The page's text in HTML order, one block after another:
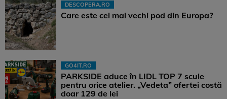
DESCOPERA.RO
Care este cel mai vechi pod din Europa?
GO4IT.RO
PARKSIDE aduce în LIDL TOP 7 scule
pentru orice atelier. „Vedeta” ofertei costă
doar 129 de lei